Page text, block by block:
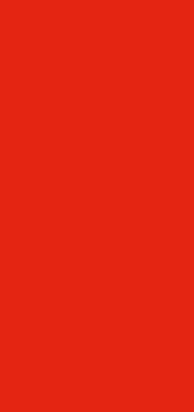
OTWARTY KONKURS
Instytut Badań Literackich